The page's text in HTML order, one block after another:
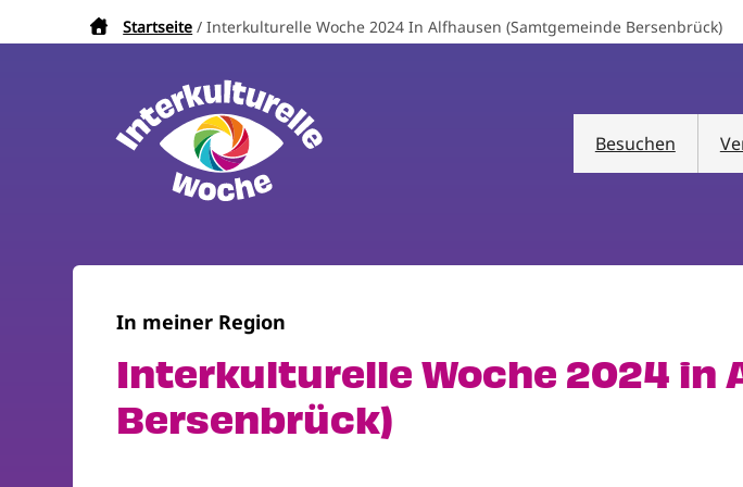
Pfadnavigation
Startseite Interkulturelle Woche 2024 In Alfhausen (Samtgemeinde Bersenbrück)
Besuchen
In meiner Region
Interkulturelle Woche 2024 in
Bersenbrück)